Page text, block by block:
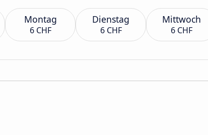
Montag
6 CHF
Dienstag
6 CHF
Mittwoch
6 CHF